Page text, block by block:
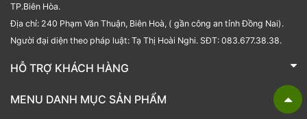
TP.Biên Hòa.
Địa chỉ: 240 Phạm Văn Thuận, Biên Hoà, ( gần công an tỉnh Đồng Nai).
Người đại diện theo pháp luật: Tạ Thị Hoài Nghi. SĐT: 083.677.38.38.
HỖ TRỢ KHÁCH HÀNG
TRÁI CÂY NHẬP KHẨU BUBU FRESH
MENU DANH MỤC SẢN PHẨM